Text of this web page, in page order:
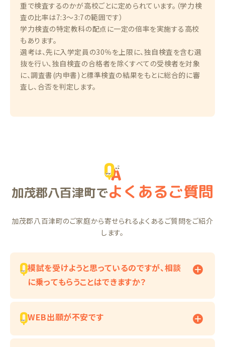
重で検査するのかが高校ごとに定められています。（学力検
査の比率は7:3～3:7の範囲です）
学力検査の特定教科の配点に一定の倍率を実施する高校
もあります。
選考は、先に入学定員の30％を上限に、独自検査を含む選
抜を行い、独自検査の合格者を除くすべての受検者を対象
に、調査書(内申書)と標準検査の結果をもとに総合的に審
査し、合否を判定します。
加茂郡八百津町でよくあるご質問
加茂郡八百津町のご家庭から寄せられるよくあるご質問をご紹介
します。
模試を受けようと思っているのですが、相談
に乗ってもらうことはできますか？
WEB出願が不安です